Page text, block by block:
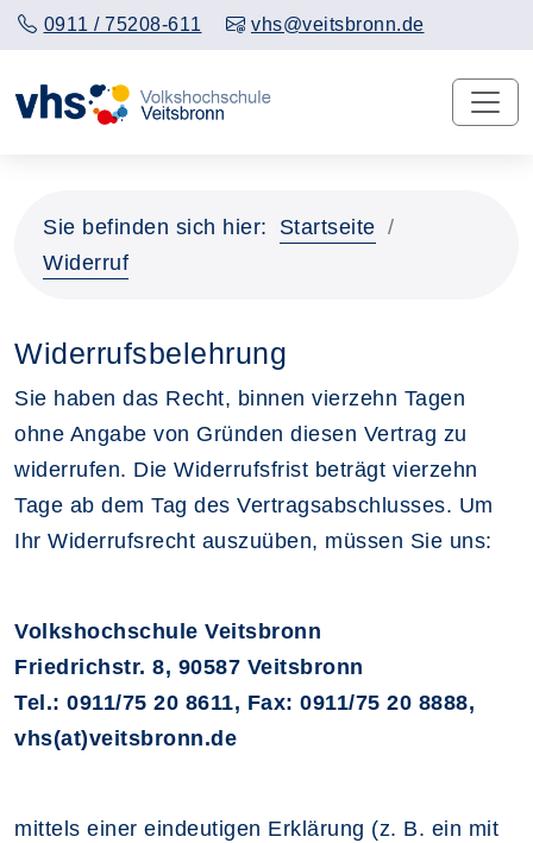
0911 / 75208-611 vhs@veitsbronn.de
Sie befinden sich hier:
Startseite
Widerruf
Widerrufsbelehrung
Sie haben das Recht, binnen vierzehn Tagen
ohne Angabe von Gründen diesen Vertrag zu
widerrufen. Die Widerrufsfrist beträgt vierzehn
Tage ab dem Tag des Vertragsabschlusses. Um
Ihr Widerrufsrecht auszuüben, müssen Sie uns:
Volkshochschule Veitsbronn
Friedrichstr. 8, 90587 Veitsbronn
Tel.: 0911/75 20 8611, Fax: 0911/75 20 8888,
vhs(at)veitsbronn.de
mittels einer eindeutigen Erklärung (z. B. ein mit